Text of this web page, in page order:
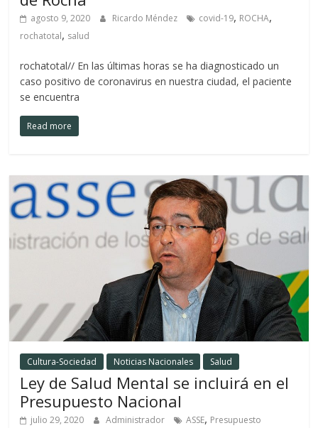
agosto 9, 2020 Ricardo Méndez covid-19, ROCHA,
rochatotal, salud
rochatotal// En las últimas horas se ha diagnosticado un
caso positivo de coronavirus en nuestra ciudad, el paciente
se encuentra
Read more
Cultura-Sociedad Noticias Nacionales Salud
Ley de Salud Mental se incluirá en el
Presupuesto Nacional
julio 29, 2020 Administrador ASSE, Presupuesto